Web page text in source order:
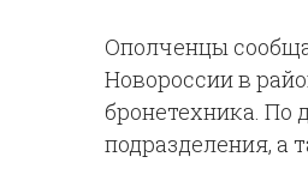
Ополченцы
Новороссии в
бронетехника. По
подразделения, а